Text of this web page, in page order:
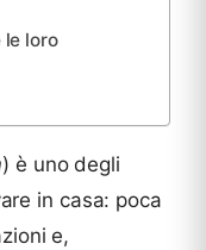
le loro
) è uno degli
in casa: poca
e,